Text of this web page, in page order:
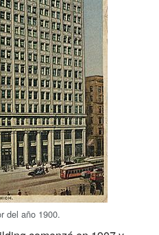
del año 1900.